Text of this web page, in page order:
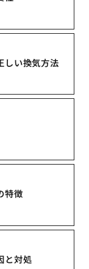
しい換気方法
特徴
と対処